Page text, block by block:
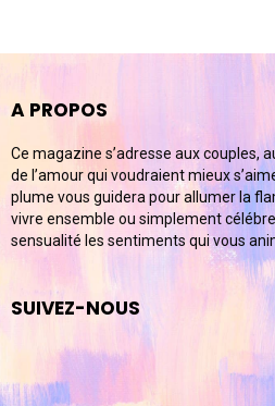
A PROPOS
Ce magazine s’adresse aux couples,
de l’amour qui voudraient mieux
plume vous guidera pour allumer la
vivre ensemble ou simplement
sensualité les sentiments qui vous
SUIVEZ-NOUS